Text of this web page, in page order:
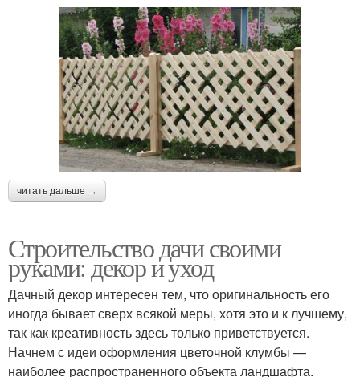
читать дальше →
Строительство дачи своими
руками: декор и уход
Дачный декор интересен тем, что оригинальность его
иногда бывает сверх всякой меры, хотя это и к лучшему,
так как креативность здесь только приветствуется.
Начнем с идеи оформления цветочной клумбы —
наиболее распространенного объекта ландшафта.